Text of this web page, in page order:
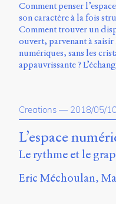
Comment penser
son caractère à la fois
Comment trouver un
ouvert, parvenant à
numériques, sans les
appauvrissante ?
Creations — 2018/05/10
L’espace
Le rythme et le
Eric Méchoulan